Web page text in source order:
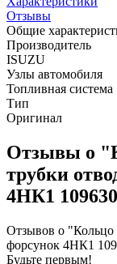
Отзывы
Общие
Производитель
ISUZU
Узлы автомобиля
Топливная система
Тип
Оригинал
Отзывы о
трубки
4НК1
Отзывов о "Кольцо
форсунок 4НК1
Будьте первым!